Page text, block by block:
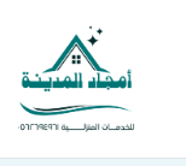
المحتوى